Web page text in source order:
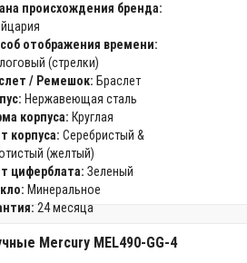
происхождения бренда:
отображения времени:
(стрелки)
/ Ремешок: Браслет
Нержавеющая сталь
корпуса: Круглая
корпуса: Серебристый &
(желтый)
циферблата: Зеленый
Минеральное
24 месяца
Mercury MEL490-GG-4